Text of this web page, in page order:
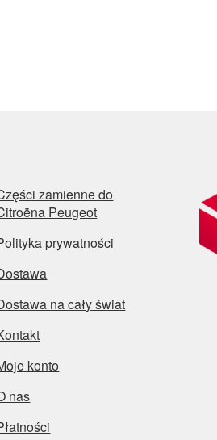
zamienne do
Peugeot
prywatności
na cały świat
konto
nas